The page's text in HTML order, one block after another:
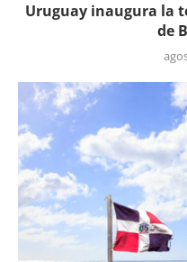
Uruguay inaugura la
de